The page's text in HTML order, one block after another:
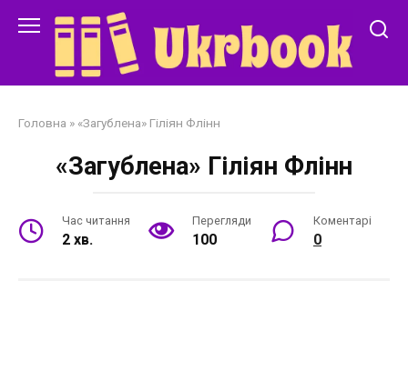
Головна » «Загублена» Гіліян Флінн
«Загублена» Гіліян Флінн
Час читання
2 хв.
Перегляди
100
Коментарі
0